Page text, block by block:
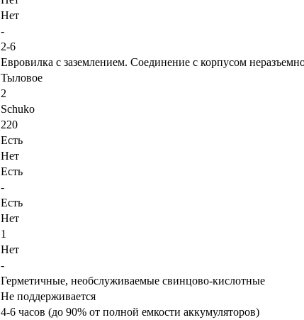
Нет
-
2-6
Евровилка с заземлением. Соединение с корпусом
Тыловое
2
Schuko
220
Есть
Нет
Есть
-
Есть
Нет
1
Нет
-
Герметичные, необслуживаемые свинцово-кислотные
Не поддерживается
4-6 часов (до 90% от полной емкости аккумуляторов)